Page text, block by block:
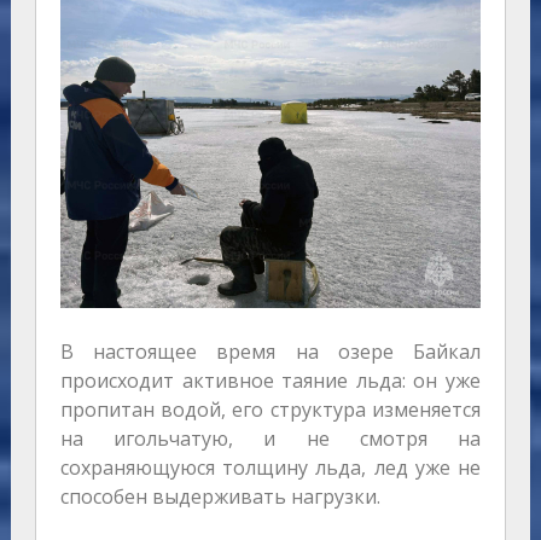
В настоящее время на озере Байкал
происходит активное таяние льда: он уже
пропитан водой, его структура изменяется
на игольчатую, и не смотря на
сохраняющуюся толщину льда, лед уже не
способен выдерживать нагрузки.